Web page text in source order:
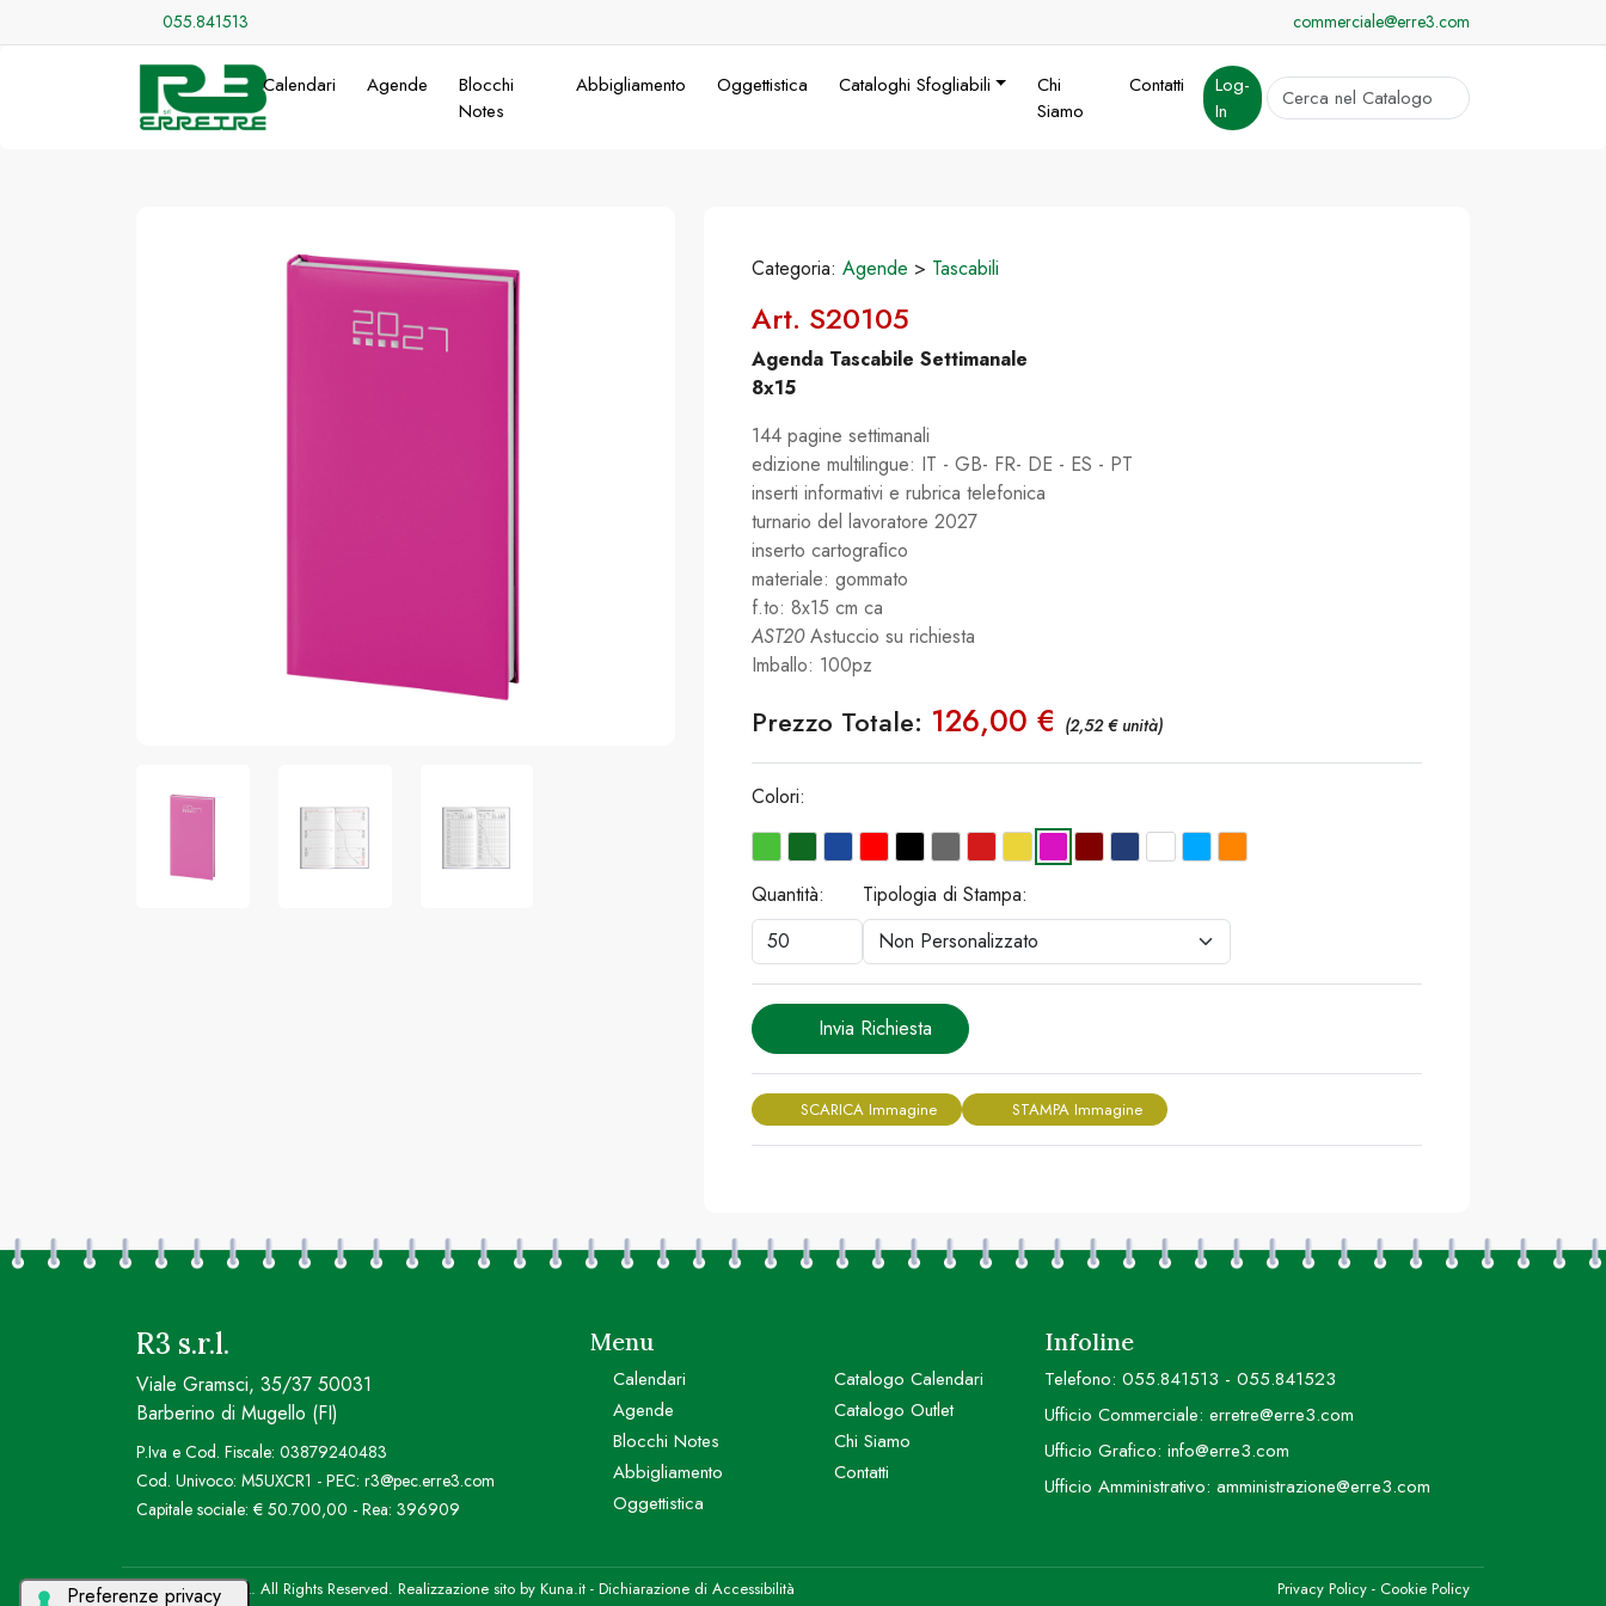
055.841513 commerciale@erre3.com
Calendari Agende
Blocchi
Notes
Abbigliamento Oggettistica Cataloghi Sfogliabili
Chi
Siamo
Contatti
Log-
In
cerca
Categoria: Agende > Tascabili
Art. S20105
Agenda Tascabile Settimanale
8x15
144 pagine settimanali
edizione multilingue: IT - GB- FR- DE - ES - PT
inserti informativi e rubrica telefonica
turnario del lavoratore 2027
inserto cartograﬁco
materiale: gommato
f.to: 8x15 cm ca
AST20Astuccio su richiesta
Imballo: 100pz
Prezzo Totale: 126,00 € (2,52 € unità)
Colori:
Quantità: Tipologia di Stampa:
Invia Richiesta
SCARICA Immagine STAMPA Immagine
R3 s.r.l.
Viale Gramsci, 35/37 50031
Barberino di Mugello (FI)
P.Iva e Cod. Fiscale: 03879240483
Cod. Univoco: M5UXCR1 - PEC: r3@pec.erre3.com
Capitale sociale: € 50.700,00 - Rea: 396909
Menu
Calendari
Agende
Blocchi Notes
Abbigliamento
Oggettistica
Catalogo Calendari
Catalogo Outlet
Chi Siamo
Contatti
Infoline
Telefono: 055.841513 - 055.841523
Ufficio Commerciale: erretre@erre3.com
Ufficio Grafico: info@erre3.com
Ufficio Amministrativo: amministrazione@erre3.com
© 2026 R3 S.R.L. All Rights Reserved. Realizzazione sito by Kuna.it - Dichiarazione di Accessibilità Privacy Policy - Cookie Policy